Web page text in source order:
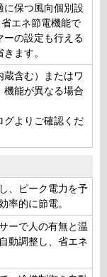
に保つ風向個別設
エネ節電機能で
ーの設定も行える
ます。
蔵含む）またはワ
機能が異なる場合
グよりご確認くだ
、ピーク電力を予
率的に節電。
ーで人の有無と温
動調整し、省エネ